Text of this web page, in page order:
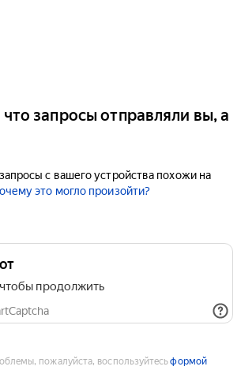
запросы отправляли вы, а
с вашего устройства похожи на
это могло произойти?
продолжить
пожалуйста, воспользуйтесьформой